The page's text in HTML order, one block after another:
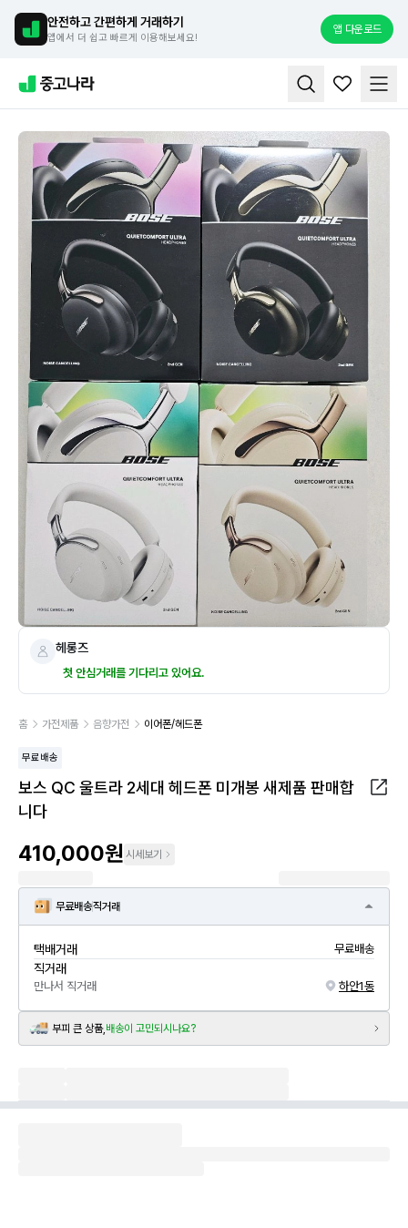
안전하고 간편하게 거래하기
앱에서 더 쉽고 빠르게 이용해보세요!
앱 다운로드
헤롱즈
첫 안심거래를 기다리고 있어요.
홈 가전제품 음향가전 이어폰/헤드폰
무료배송
보스 QC 울트라 2세대 헤드폰 미개봉 새제품 판매합
니다
410,000원 시세보기
무료배송직거래
택배거래 무료배송
직거래
만나서 직거래 하안1동
부피 큰 상품, 배송이 고민되시나요?